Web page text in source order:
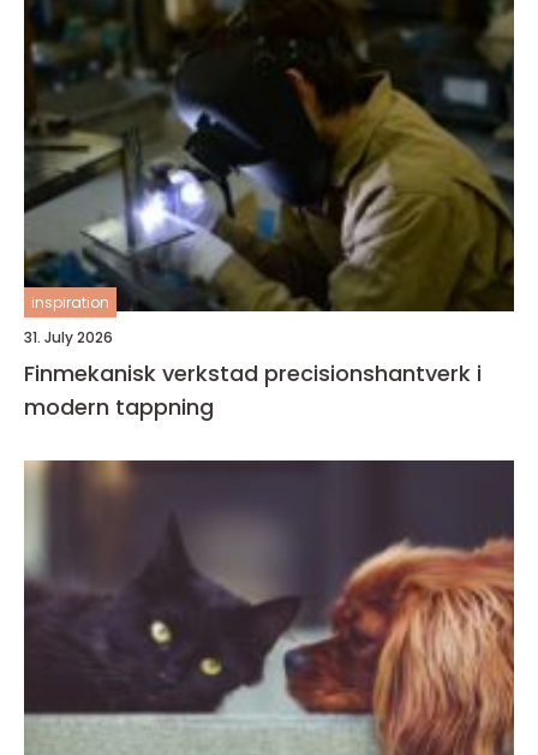
inspiration
31. July 2026
Finmekanisk verkstad precisionshantverk i
modern tappning